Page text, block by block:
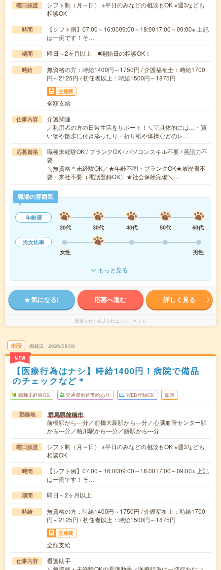
曜日頻度
シフト制（月～日） ※平日のみなどの相談もOK ※週3なども
相談OK
時間
【シフト例】07:00～16:0009:00～18:0017:00～09:00※ 上記
は一例です！そ…
期間 即日～2ヶ月以上 ■開始日の相談OK！
時給
無資格の方：時給1400円～1750円 / 介護福祉士：時給1700
円～2125円 / 初任者以上：時給1500円～1875円
交通費
全額支給
仕事内容
介護関連
／利用者の方の日常生活をサポート！＼▽具体的には…・買
い物や散歩に付き添ったり・折り紙や体操などのレ…
応募資格
職種未経験OK / ブランクOK / パソコンスキル不要 / 英語力不
要
＼無資格＊未経験OK／★年齢不問・ブランクOK★履歴書不
要・来社不要（電話登録OK）★社会保険完備＼…
職場の雰囲気
年齢層
20代
30代 40代 50代
60代
男女比率
女性
男性
もっと見る
気になる! 応募へ進む 詳しく見る
派遣会社 株式会社ニッソーネット
未読
NEW
掲載日 2026/08/09
【医療行為はナシ】時給1400円！病院で備品
のチェックなど＊
職種未経験OK 交通費別途支給あり WEB登録OK 派遣
勤務地 群馬県前橋市
前橋駅から---分／前橋大島駅から---分／心臓血管センター駅
から---分／粕川駅から---分／膳駅から---分
曜日頻度
シフト制（月～日） ※平日のみなどの相談もOK ※週3なども
相談OK
時間
【シフト例】07:00～16:0009:00～18:0017:00～09:00※ 上記
は一例です！そ…
期間 即日～2ヶ月以上
時給
無資格の方：時給1400円～1750円 / 介護福祉士：時給1700
円～2125円 / 初任者以上：時給1500円～1875円
交通費
全額支給
仕事内容
看護助手